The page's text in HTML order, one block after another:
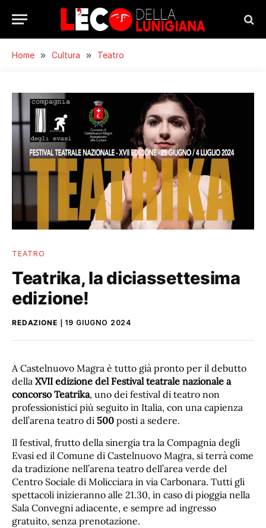
Home » Cultura » Teatro
TEATRO
Teatrika, la diciassettesima
edizione!
REDAZIONE 19 GIUGNO 2024
A Castelnuovo Magra è tutto già pronto per il debutto
della XVII edizione del Festival teatrale nazionale a
concorso Teatrika, uno dei festival di teatro non
professionistici più seguito in Italia, con una capienza
dell’arena teatro di 500 posti a sedere.
Il festival, frutto della sinergia tra la Compagnia degli
Evasi ed il Comune di Castelnuovo Magra, si terrà come
da tradizione nell’arena teatro dell’area verde del
Centro Sociale di Molicciara in via Carbonara. Tutti gli
spettacoli inizieranno alle 21.30, in caso di pioggia nella
Sala Convegni adiacente, e sempre ad ingresso
gratuito, senza prenotazione.